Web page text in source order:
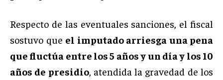
Respecto de las eventuales sanciones, el fiscal
sostuvo que el imputado arriesga una pena
que fluctúa entre los 5 años y un día y los 10
años de presidio, atendida la gravedad de los